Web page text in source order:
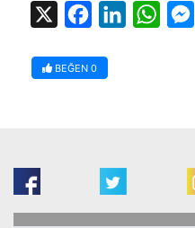
FacebookLinkedIn
BEĞEN 0